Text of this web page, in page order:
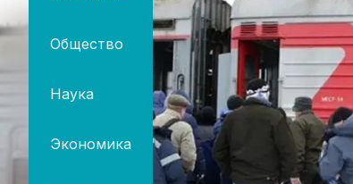
Общество
Наука
Экономика